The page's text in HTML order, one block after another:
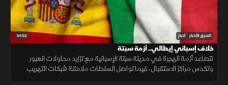
01:52 الشرق للأخبار أخبار
خلاف إسباني إيطالي.. أزمة سبتة
تتصاعد أزمة الهجرة في مدينة سبتة الإسبانية مع تزايد محاولات العبور
وتكدس مراكز الاستقبال، فيما تواصل السلطات ملاحقة شبكات التهريب